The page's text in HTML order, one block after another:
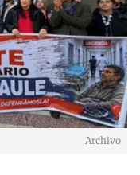
Archivo